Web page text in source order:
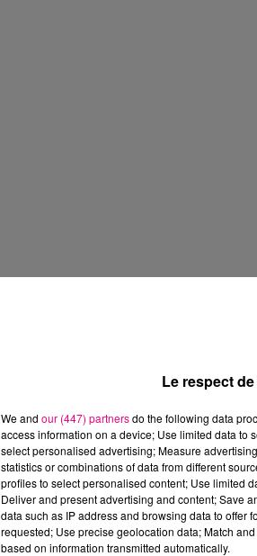
Le respect
We and our (447) partnersdo the following data
access information on a device; Use limited data to
select personalised advertising; Measure
statistics or combinations of data from different
profiles to select personalised content; Use limited
Deliver and present advertising and content; Save
data such as IP address and browsing data to offer
requested; Use precise geolocation data; Match
based on information transmitted automatically.